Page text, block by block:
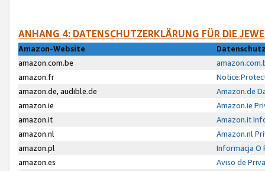
ANHANG 4: DATENSCHUTZERKLÄRUNG FÜR DIE
Amazon-Website
amazon.com.be
amazon.fr
amazon.de, audible.de
Amazon.de
amazon.ie
Amazon.ie
amazon.it
Amazon.it
amazon.nl
Amazon.nl
amazon.pl
Informacja O
amazon.es
Aviso de